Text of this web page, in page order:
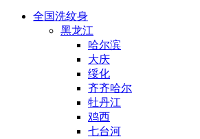
全国洗纹身
黑龙江
哈尔滨
大庆
绥化
齐齐哈尔
牡丹江
鸡西
七台河